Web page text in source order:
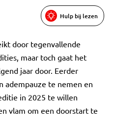
Hulp bij lezen
door tegenvallende
maar toch gaat het
jaar door. Eerder
adempauze te nemen en
in 2025 te willen
vlam om een doorstart te